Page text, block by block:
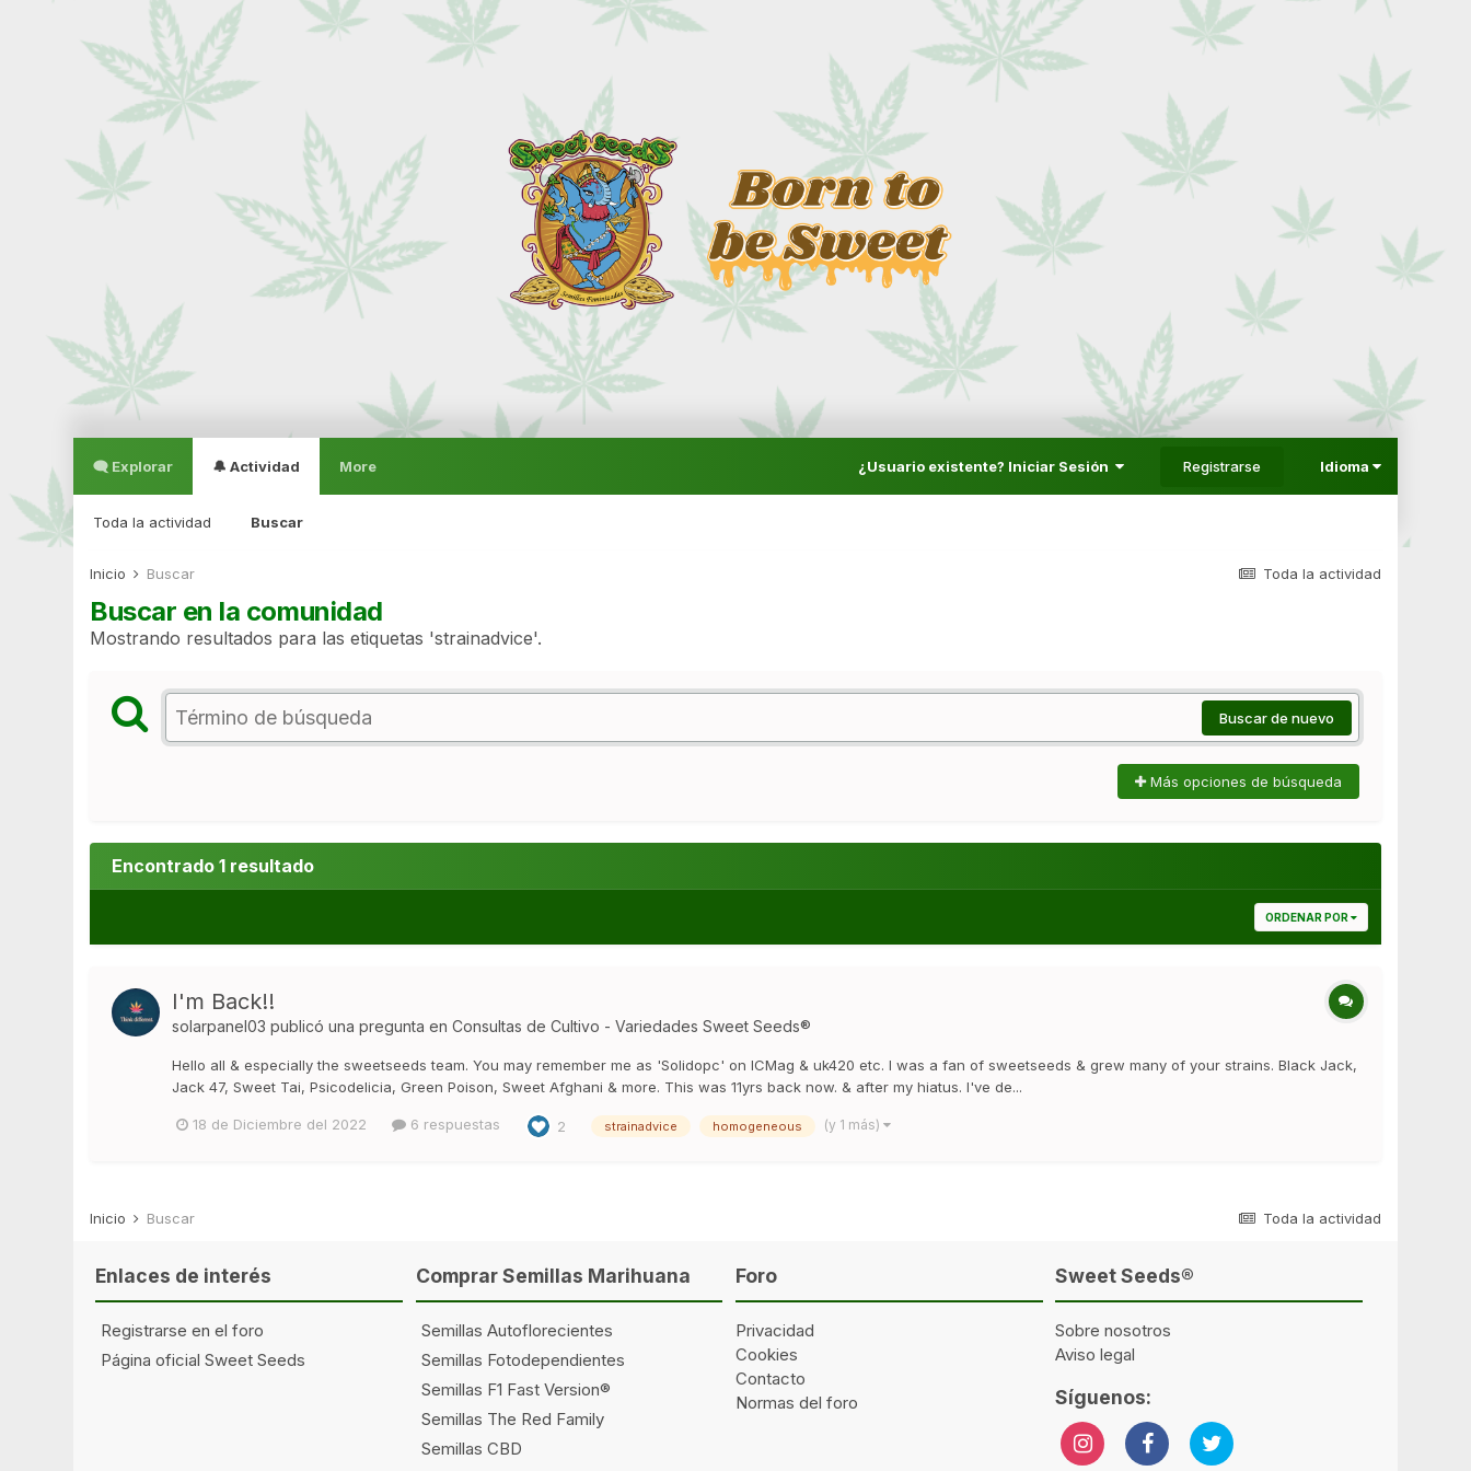
🗨 Explorar 🔔 Actividad
Toda la actividad Buscar
More ¿Usuario existente? Iniciar Sesión Registrarse Idioma
Toda la actividad
Inicio Buscar
Buscar en la comunidad
Mostrando resultados para las etiquetas 'strainadvice'.
Buscar de nuevo
Más opciones de búsqueda
Encontrado 1 resultado
ORDENAR POR
I'm Back!!
solarpanel03 publicó una pregunta enConsultas de Cultivo - Variedades Sweet Seeds®
Hello all & especially the sweetseeds team. You may remember me as 'Solidopc' on ICMag & uk420 etc. I was a fan of sweetseeds & grew many of your strains. Black Jack,
Jack 47, Sweet Tai, Psicodelicia, Green Poison, Sweet Afghani & more. This was 11yrs back now. & after my hiatus. I've de...
18 de Diciembre del 2022 6 respuestas 2 strainadvice homogeneous (y 1 más)
Toda la actividad
Inicio Buscar
Enlaces de interés
Registrarse en el foro
Página oficial Sweet Seeds
Comprar Semillas Marihuana
Semillas Autoflorecientes
Semillas Fotodependientes
Semillas F1 Fast Version®
Semillas The Red Family
Semillas CBD
Foro
Privacidad
Cookies
Contacto
Normas del foro
Sweet Seeds®
Sobre nosotros
Aviso legal
Síguenos: